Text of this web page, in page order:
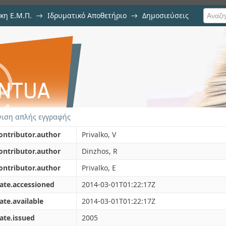
Ε.Μ.Π. → Ιδρυματικό Αποθετήριο → Δημοσιεύσεις
in the cooling/
nanocomposites
απλής εγγραφής
Privalko, V
Dinzhos, R
Privalko, E
2014-03-01T01:22:17Z
2014-03-01T01:22:17Z
2005